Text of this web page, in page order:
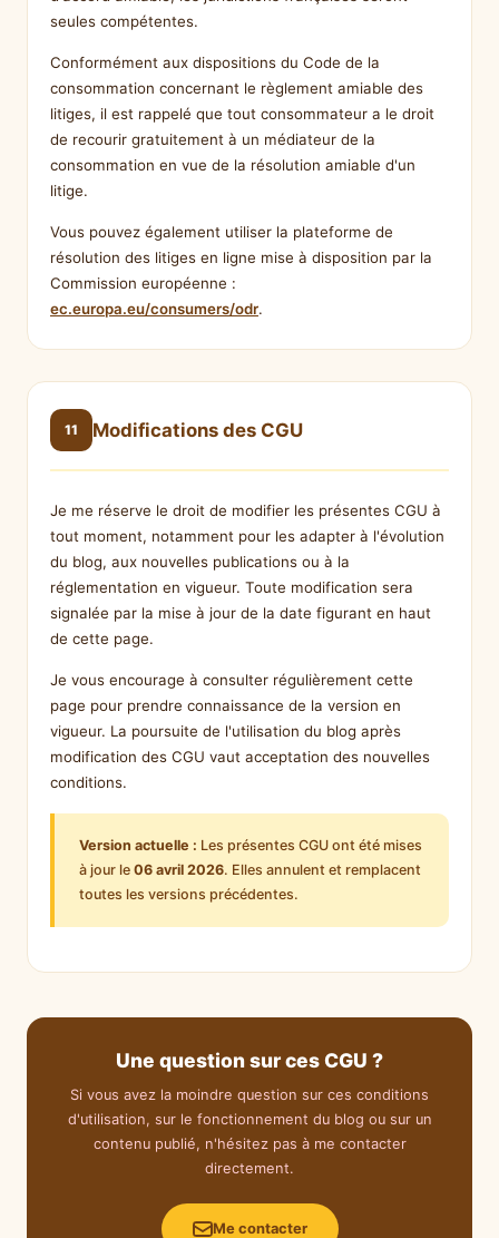
seules compétentes.
Conformément aux dispositions du Code de la
consommation concernant le règlement amiable des
litiges, il est rappelé que tout consommateur a le droit
de recourir gratuitement à un médiateur de la
consommation en vue de la résolution amiable d'un
litige.
Vous pouvez également utiliser la plateforme de
résolution des litiges en ligne mise à disposition par la
Commission européenne :
ec.europa.eu/consumers/odr.
11 Modifications des CGU
Je me réserve le droit de modifier les présentes CGU à
tout moment, notamment pour les adapter à l'évolution
du blog, aux nouvelles publications ou à la
réglementation en vigueur. Toute modification sera
signalée par la mise à jour de la date figurant en haut
de cette page.
Je vous encourage à consulter régulièrement cette
page pour prendre connaissance de la version en
vigueur. La poursuite de l'utilisation du blog après
modification des CGU vaut acceptation des nouvelles
conditions.
Version actuelle : Les présentes CGU ont été mises
à jour le 06 avril 2026. Elles annulent et remplacent
toutes les versions précédentes.
Une question sur ces CGU ?
Si vous avez la moindre question sur ces conditions
d'utilisation, sur le fonctionnement du blog ou sur un
contenu publié, n'hésitez pas à me contacter
directement.
Me contacter